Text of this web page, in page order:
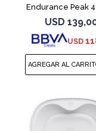
Endurance Peak
Blanco
USD
USD